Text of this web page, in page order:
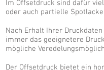
Im Offsetdruck sind dafür
oder auch partielle
Nach Erhalt Ihrer
immer das geeignetere
mögliche
Der Offsetdruck bietet ein